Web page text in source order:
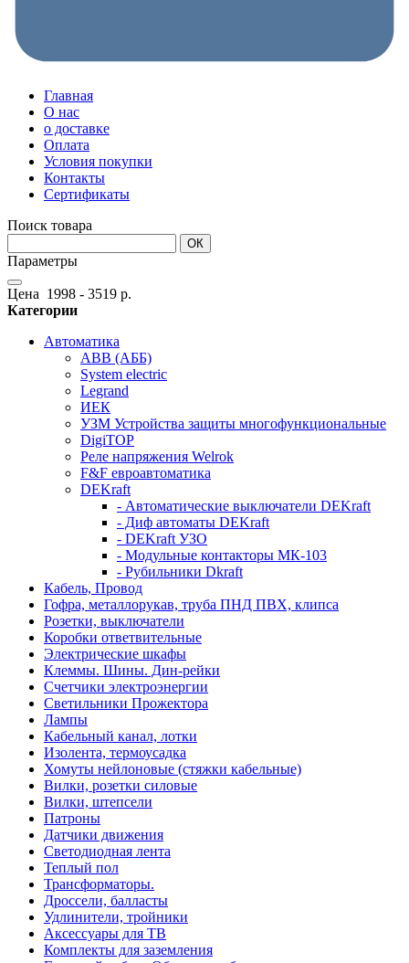
Главная
О нас
о доставке
Оплата
Условия покупки
Контакты
Сертификаты
Поиск товара
ОК
Параметры
Цена 1998 - 3519 р.
Категории
Автоматика
АВB (АББ)
System electric
Legrand
ИЕК
УЗМ Устройства защиты многофункциональные
DigiTOP
Реле напряжения Welrok
F&F евроавтоматика
DEKraft
- Автоматические выключатели DEKraft
- Диф автоматы DEKraft
- DEKraft УЗО
- Модульные контакторы МК-103
- Рубильники Dkraft
Кабель, Провод
Гофра, металлорукав, труба ПНД ПВХ, клипса
Розетки, выключатели
Коробки ответвительные
Электрические шкафы
Клеммы. Шины. Дин-рейки
Счетчики электроэнергии
Светильники Прожектора
Лампы
Кабельный канал, лотки
Изолента, термоусадка
Хомуты нейлоновые (стяжки кабельные)
Вилки, розетки силовые
Вилки, штепсели
Патроны
Датчики движения
Светодиодная лента
Теплый пол
Трансформаторы.
Дроссели, балласты
Удлинители, тройники
Аксессуары для ТВ
Комплекты для заземления